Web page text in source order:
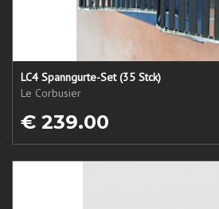
LC4 Spanngurte-Set (35 Stck)
Le Corbusier
€ 239.00